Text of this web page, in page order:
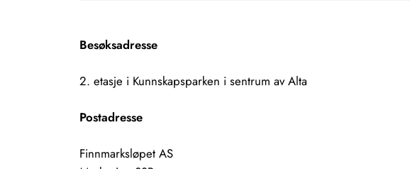
Besøksadresse
2. etasje i Kunnskapsparken i sentrum av Alta
Postadresse
Finnmarksløpet AS